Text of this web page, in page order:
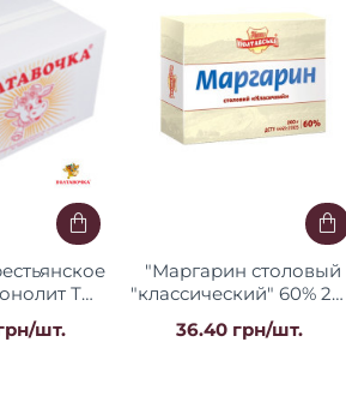
ТМ
шт.
"Маргарин столовый
"классический" 60% 200
г/18 шт ТМ Поляна
вкуса Регал
36.40 грн/шт.